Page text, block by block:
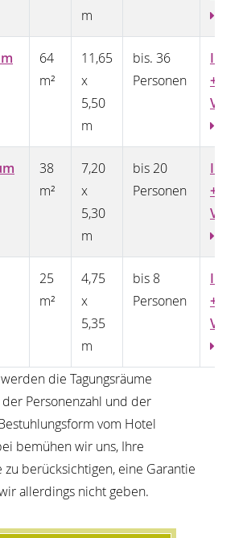
m
64
m²
11,65
x
5,50
m
bis. 36
Personen
Infos
+
Video
38
m²
7,20
x
5,30
m
bis 20
Personen
Infos
+
Video
25
m²
4,75
x
5,35
m
bis 8
Personen
Infos
+
Video
die Tagungsräume
Personenzahl und der
vom Hotel
bemühen wir uns, Ihre
zu berücksichtigen, eine Garantie
allerdings nicht geben.